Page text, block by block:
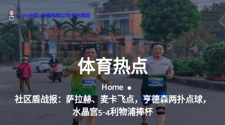
体育热点
Home
社区盾战报：萨拉赫、麦卡飞点，亨德森两扑点球，
水晶宫5-4利物浦捧杯